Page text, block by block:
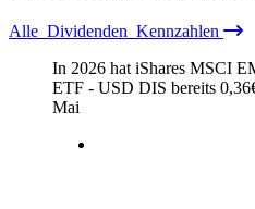
Alle Dividenden Kennzahlen
In 2026 hat iShares MSCI
ETF - USD DIS bereits 0,36
Mai